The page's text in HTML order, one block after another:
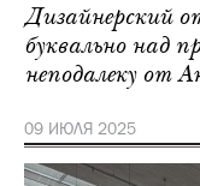
Дизайнерский
буквально над
неподалеку от
09 ИЮЛЯ 2025